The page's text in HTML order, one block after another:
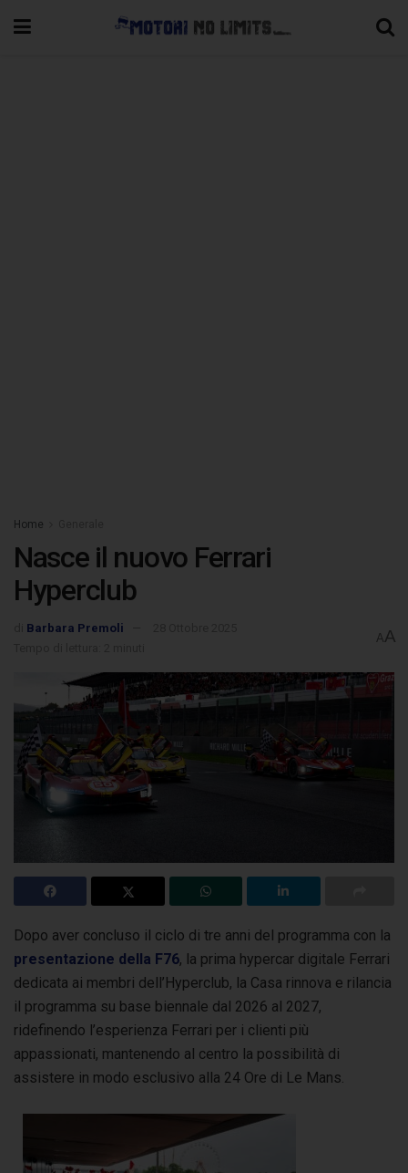
Home
Nasce il nuovo Ferrari
Hyperclub
Barbara Premoli
AA
Dopo aver concluso il ciclo di tre anni del programma con la
presentazione della F76, la prima hypercar digitale Ferrari
dedicata ai membri dell’Hyperclub, la Casa rinnova e rilancia
il programma su base biennale dal 2026 al 2027,
ridefinendo l’esperienza Ferrari per i clienti più
appassionati, mantenendo al centro la possibilità di
assistere in modo esclusivo alla 24 Ore di Le Mans.